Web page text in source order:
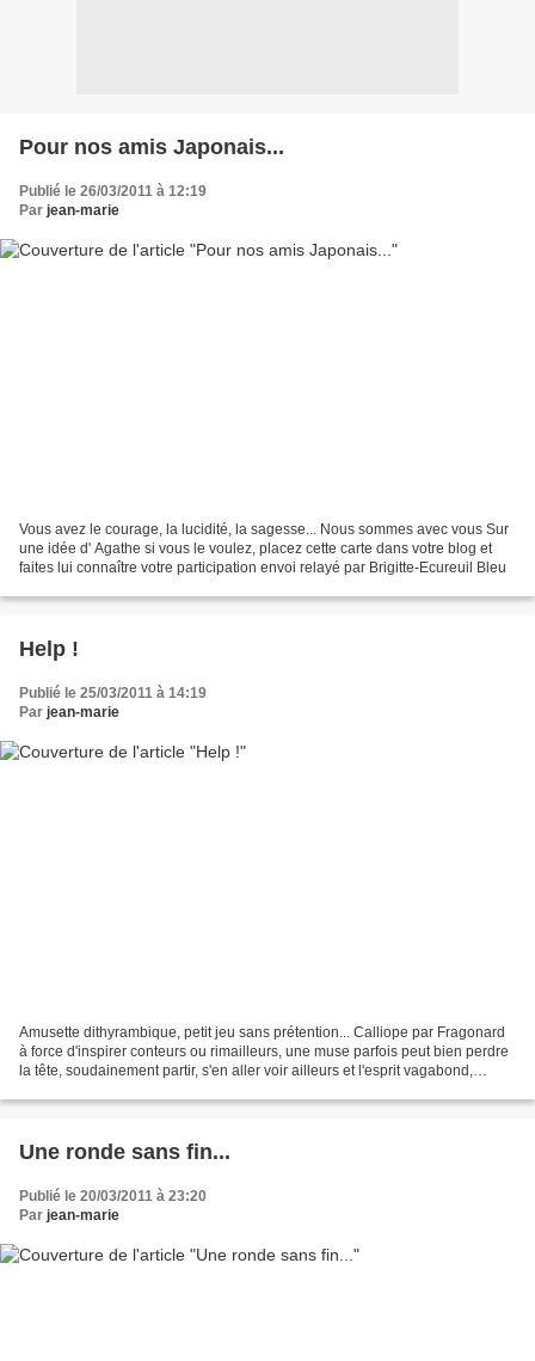
Pour nos amis Japonais...
Publié le 26/03/2011 à 12:19
Par jean-marie
Vous avez le courage, la lucidité, la sagesse... Nous sommes avec vous Sur
une idée d' Agathe si vous le voulez, placez cette carte dans votre blog et
faites lui connaître votre participation envoi relayé par Brigitte-Ecureuil Bleu
Help !
Publié le 25/03/2011 à 14:19
Par jean-marie
Amusette dithyrambique, petit jeu sans prétention... Calliope par Fragonard
à force d'inspirer conteurs ou rimailleurs, une muse parfois peut bien perdre
la tête, soudainement partir, s'en aller voir ailleurs et l'esprit vagabond,
Une ronde sans fin...
Publié le 20/03/2011 à 23:20
Par jean-marie